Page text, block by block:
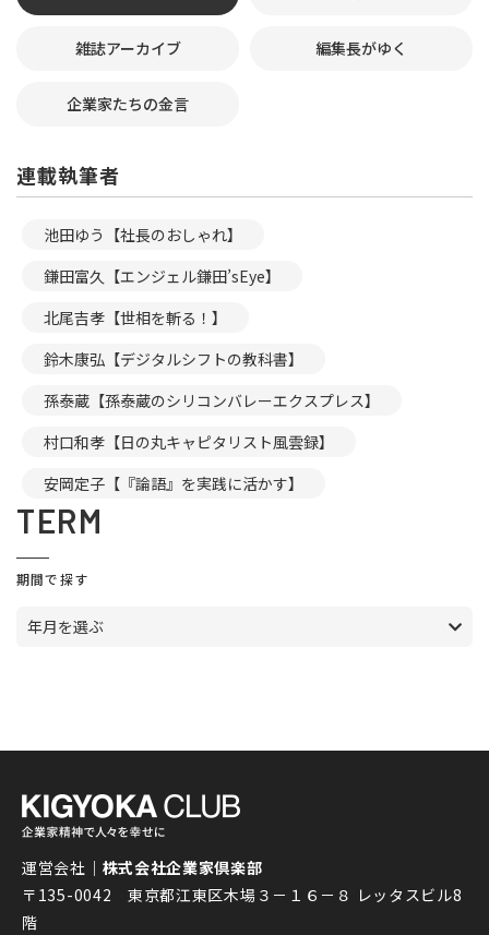
雑誌アーカイブ 編集長がゆく
企業家たちの金言
連載執筆者
池田ゆう【社長のおしゃれ】
鎌田富久【エンジェル鎌田’sEye】
北尾吉孝【世相を斬る！】
鈴木康弘【デジタルシフトの教科書】
孫泰蔵【孫泰蔵のシリコンバレーエクスプレス】
村口和孝【日の丸キャピタリスト風雲録】
安岡定子【『論語』を実践に活かす】
TERM
期間で探す
年月を選ぶ
運営会社｜ 株式会社企業家倶楽部
〒135-0042 東京都江東区木場３－１６－８ レッタスビル8
階